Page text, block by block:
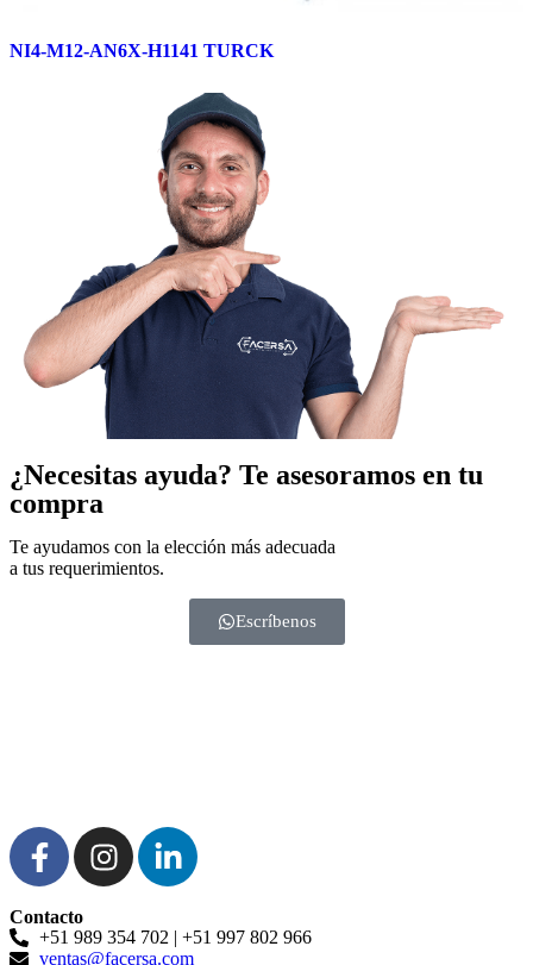
NI4-M12-AN6X-H1141 TURCK
¿Necesitas ayuda? Te asesoramos en tu
compra
Te ayudamos con la elección más adecuada
a tus requerimientos.
Escríbenos
Contacto
+51 989 354 702 | +51 997 802 966
ventas@facersa.com